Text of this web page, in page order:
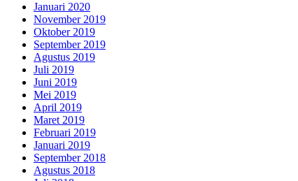
Januari 2020
November 2019
Oktober 2019
September 2019
Agustus 2019
Juli 2019
Juni 2019
Mei 2019
April 2019
Maret 2019
Februari 2019
Januari 2019
September 2018
Agustus 2018